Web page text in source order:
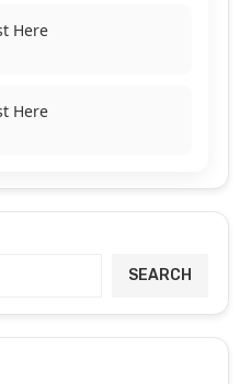
Here
Here
SEARCH